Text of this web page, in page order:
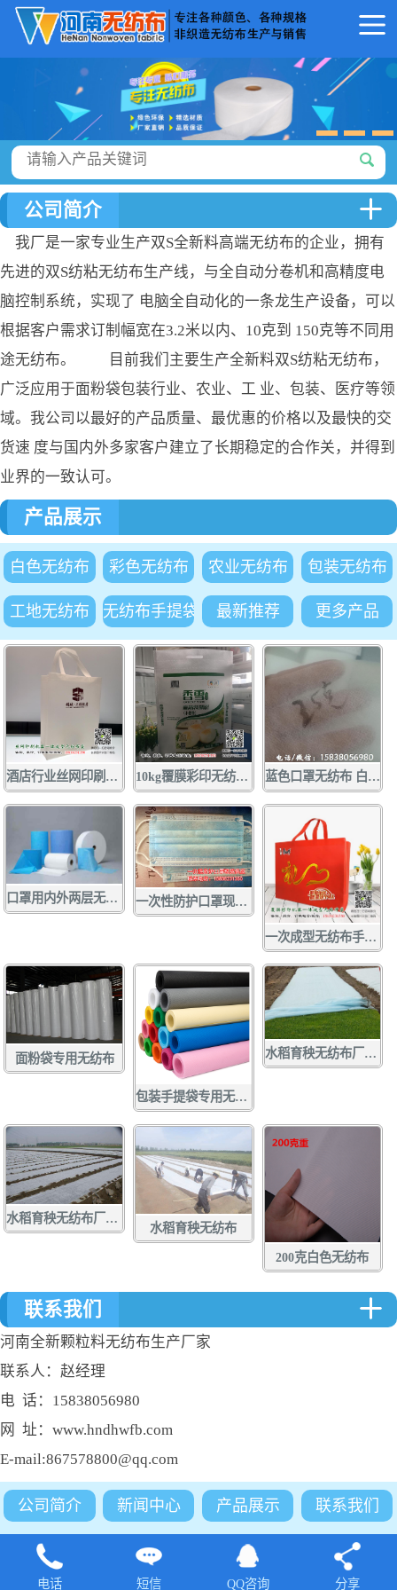
公司简介
我厂是一家专业生产双S全新料高端无纺布的企业，拥有
先进的双S纺粘无纺布生产线，与全自动分卷机和高精度电
脑控制系统，实现了 电脑全自动化的一条龙生产设备，可以
根据客户需求订制幅宽在3.2米以内、10克到 150克等不同用
途无纺布。 目前我们主要生产全新料双S纺粘无纺布，
广泛应用于面粉袋包装行业、农业、工 业、包装、医疗等领
域。我公司以最好的产品质量、最优惠的价格以及最快的交
货速 度与国内外多家客户建立了长期稳定的合作关，并得到
业界的一致认可。
产品展示
白色无纺布 彩色无纺布 农业无纺布 包装无纺布
工地无纺布 无纺布手提袋 最新推荐 更多产品
酒店行业丝网印刷手提袋广告订做 1000条起量 质优价廉 酒店行业 10kg覆膜彩印无纺布面粉袋批发定做 厂家供应无纺布面粉袋小包装袋 蓝色口罩无纺布 白色口罩无纺布厂家大量现货供应
口罩用内外两层无纺布 口罩无纺布 一次性防护口罩现货供应
一次成型无纺布手提袋
面粉袋专用无纺布
包装手提袋专用无纺布 各种彩色无纺布
水稻育秧无纺布厂家定做批发
水稻育秧无纺布厂家定做批发
水稻育秧无纺布
200克白色无纺布
联系我们
河南全新颗粒料无纺布生产厂家
联系人：赵经理
电 话：15838056980
网 址：www.hndhwfb.com
E-mail:867578800@qq.com
公司简介 新闻中心 产品展示 联系我们
电话 短信 QQ咨询 分享